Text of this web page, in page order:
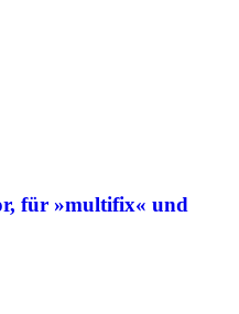
für »multifix« und